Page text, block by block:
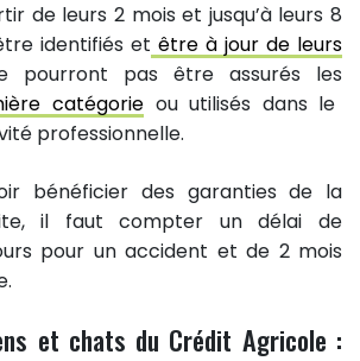
de leurs 2 mois et jusqu’à leurs 8
identifiés et être à jour de leurs
pourront pas être assurés les
catégorieou utilisés dans le
professionnelle.
bénéficier des garanties de la
il faut compter un délai de
pour un accident et de 2 mois
et chats du Crédit Agricole :